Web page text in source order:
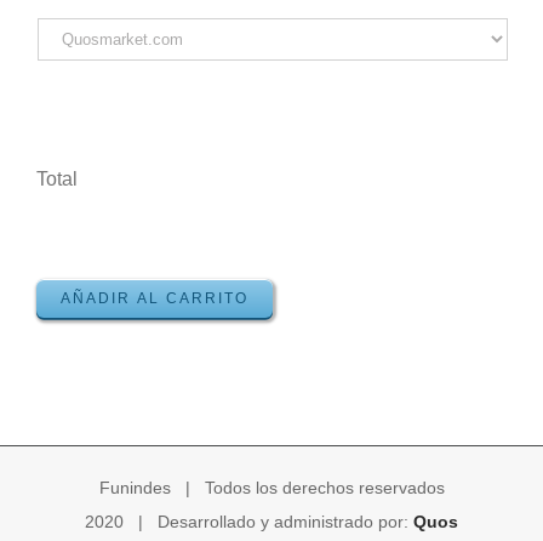
Total
AÑADIR AL CARRITO
Funindes | Todos los derechos reservados
2020 | Desarrollado y administrado por: Quos